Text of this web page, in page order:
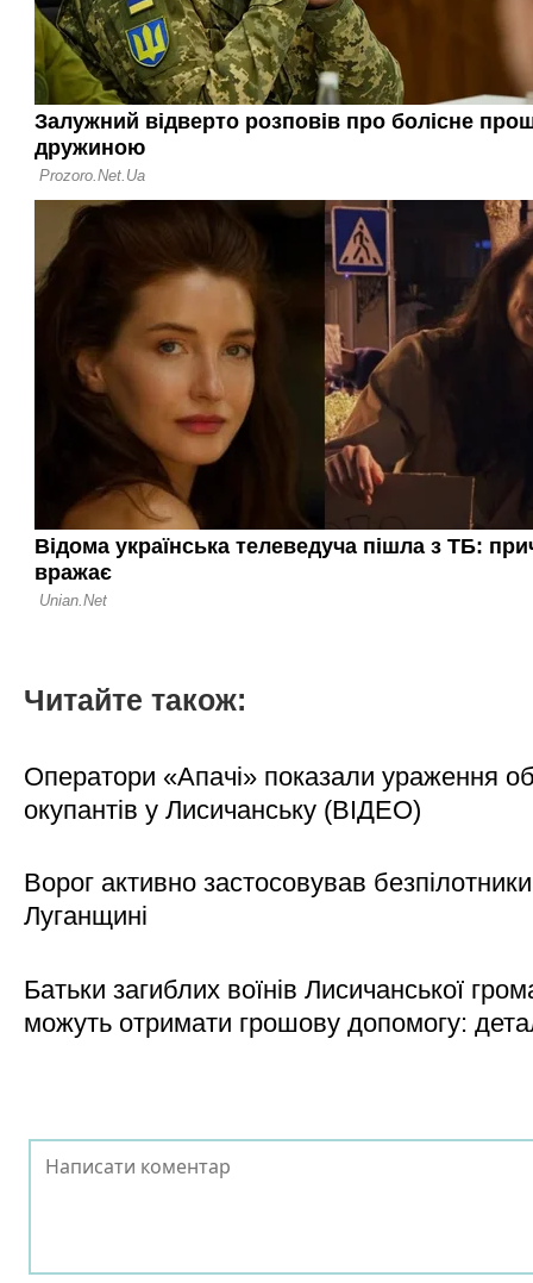
Читайте також:
Оператори «Апачі» показали ураження
окупантів у Лисичанську (ВІДЕО)
Ворог активно застосовував
Луганщині
Батьки загиблих воїнів Лисичанської
можуть отримати грошову допомогу: